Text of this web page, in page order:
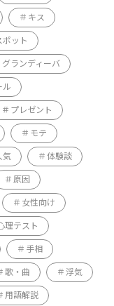
キス
ポット
グランディーバ
ル
プレゼント
モテ
気 体験談
原因
女性向け
理テスト
手相
歌・曲 浮気
用語解説